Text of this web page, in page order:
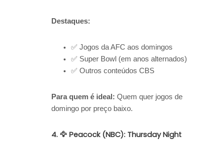
Destaques:
✅ Jogos da AFC aos domingos
✅ Super Bowl (em anos alternados)
✅ Outros conteúdos CBS
Para quem é ideal: Quem quer jogos de
domingo por preço baixo.
4. 🦅 Peacock (NBC): Thursday Night